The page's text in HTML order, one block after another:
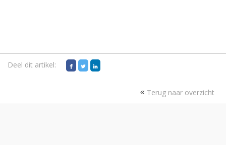
Deel dit artikel:
Terug naar overzicht